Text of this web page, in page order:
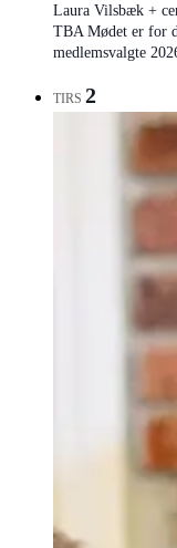
Laura Vilsbæk +
TBA Mødet er for
medlemsvalgte
TIRS 2